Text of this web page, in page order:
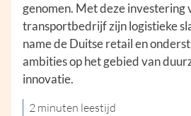
genomen. Met deze
transportbedrijf zijn logistieke
name de Duitse retail en
ambities op het gebied van
innovatie.
2 minuten leestijd